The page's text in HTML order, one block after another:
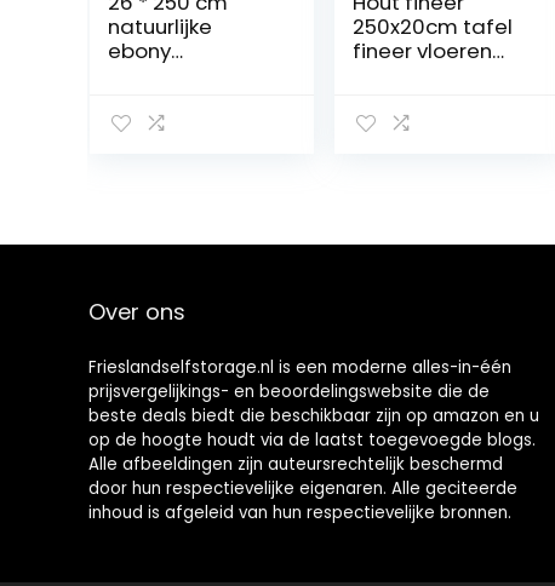
natuurlijke
ebony
hout fineer
250x20cm tafel
fineer vloeren
Materiaal
Over ons
Frieslandselfstorage.nl is een moderne alles-in-één
prijsvergelijkings- en beoordelingswebsite die de
beste deals biedt die beschikbaar zijn op amazon en u
op de hoogte houdt via de laatst toegevoegde blogs.
Alle afbeeldingen zijn auteursrechtelijk beschermd
door hun respectievelijke eigenaren. Alle geciteerde
inhoud is afgeleid van hun respectievelijke bronnen.